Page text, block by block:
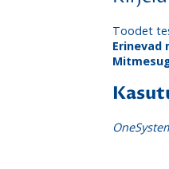
Toodet
Erinevad